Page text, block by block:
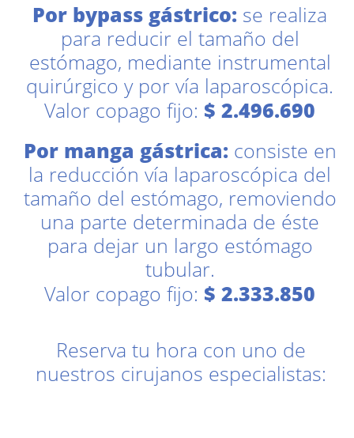
Por bypass gástrico: se realiza
para reducir el tamaño del
estómago, mediante instrumental
quirúrgico y por vía laparoscópica.
Valor copago fijo: $ 2.496.690
Por manga gástrica: consiste en
la reducción vía laparoscópica del
tamaño del estómago, removiendo
una parte determinada de éste
para dejar un largo estómago
tubular.
Valor copago fijo: $ 2.333.850
Reserva tu hora con uno de
nuestros cirujanos especialistas: